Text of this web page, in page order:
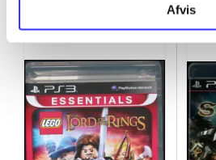
Afvis